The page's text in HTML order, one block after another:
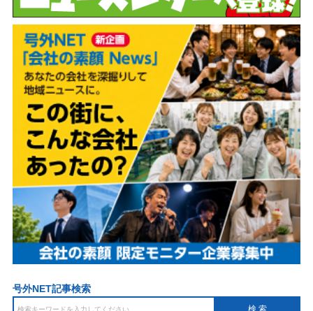
号外NET記事検索